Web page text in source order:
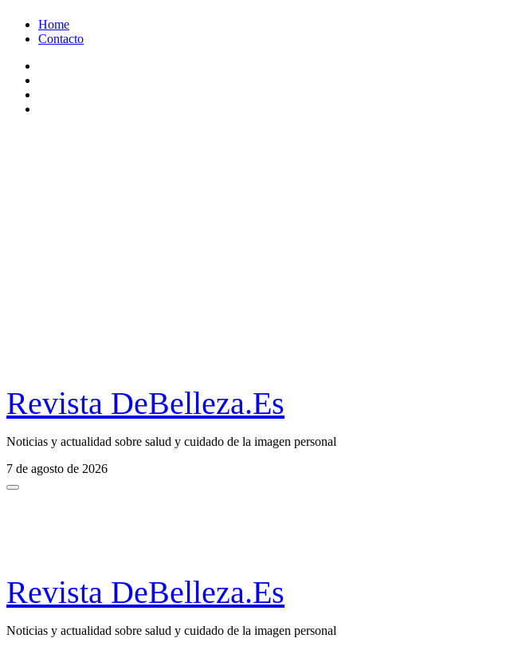
Home
Contacto
Revista DeBelleza.Es
Noticias y actualidad sobre salud y cuidado de la imagen personal
7 de agosto de 2026
Revista DeBelleza.Es
Noticias y actualidad sobre salud y cuidado de la imagen personal